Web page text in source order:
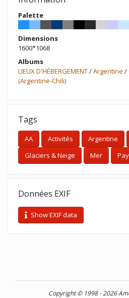
Palette
Dimensions
1600*1068
Albums
LIEUX D'HÉBERGEMENT/Argentine /
(Argentine-Chili)
Tags
AA Activités Argentine
Glaciers & Neige
Mer
Données EXIF
Show EXIF data
Copyright © 1998 - 2026